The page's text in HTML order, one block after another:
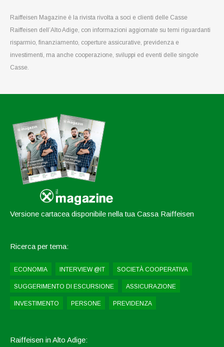
Raiffeisen Magazine è la rivista rivolta a soci e clienti delle Casse
Raiffeisen dell’Alto Adige, con informazioni aggiornate su temi riguardanti
risparmio, finanziamento, coperture assicurative, previdenza e
investimenti, ma anche cooperazione, sviluppi ed eventi delle singole
Casse.
Versione cartacea disponibile nella tua Cassa Raiffeisen
Ricerca per tema:
ECONOMIA INTERVIEW @IT SOCIETÀ COOPERATIVA
SUGGERIMENTO DI ESCURSIONE ASSICURAZIONE
INVESTIMENTO PERSONE PREVIDENZA
Raiffeisen in Alto Adige: